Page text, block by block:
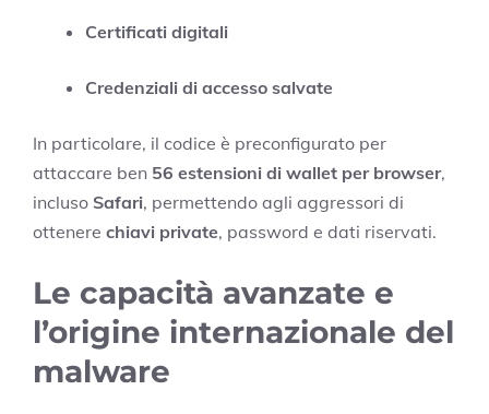
Certificati digitali
Credenziali di accesso salvate
In particolare, il codice è preconfigurato per
attaccare ben 56 estensioni di wallet per browser,
incluso Safari, permettendo agli aggressori di
ottenere chiavi private, password e dati riservati.
Le capacità avanzate e
l’origine internazionale del
malware